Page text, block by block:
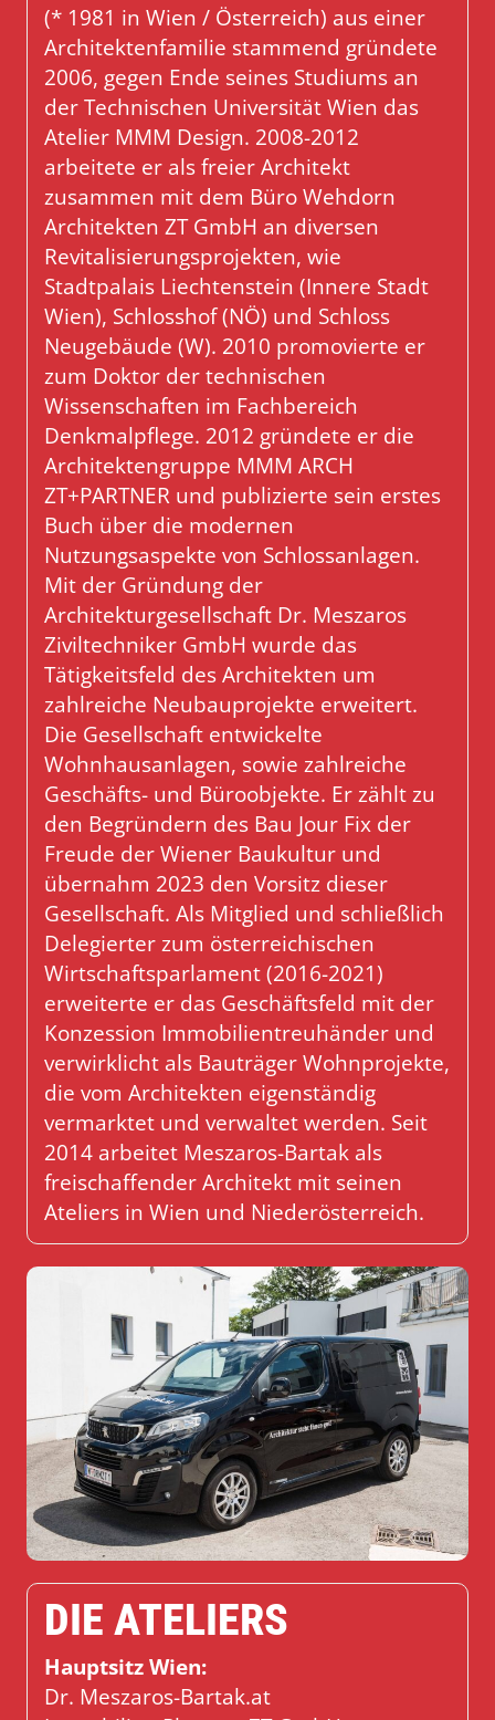
(* 1981 in Wien / Österreich) aus einer
Architektenfamilie stammend gründete
2006, gegen Ende seines Studiums an
der Technischen Universität Wien das
Atelier MMM Design. 2008-2012
arbeitete er als freier Architekt
zusammen mit dem Büro Wehdorn
Architekten ZT GmbH an diversen
Revitalisierungsprojekten, wie
Stadtpalais Liechtenstein (Innere Stadt
Wien), Schlosshof (NÖ) und Schloss
Neugebäude (W). 2010 promovierte er
zum Doktor der technischen
Wissenschaften im Fachbereich
Denkmalpflege. 2012 gründete er die
Architektengruppe MMM ARCH
ZT+PARTNER und publizierte sein erstes
Buch über die modernen
Nutzungsaspekte von Schlossanlagen.
Mit der Gründung der
Architekturgesellschaft Dr. Meszaros
Ziviltechniker GmbH wurde das
Tätigkeitsfeld des Architekten um
zahlreiche Neubauprojekte erweitert.
Die Gesellschaft entwickelte
Wohnhausanlagen, sowie zahlreiche
Geschäfts- und Büroobjekte. Er zählt zu
den Begründern des Bau Jour Fix der
Freude der Wiener Baukultur und
übernahm 2023 den Vorsitz dieser
Gesellschaft. Als Mitglied und schließlich
Delegierter zum österreichischen
Wirtschaftsparlament (2016-2021)
erweiterte er das Geschäftsfeld mit der
Konzession Immobilientreuhänder und
verwirklicht als Bauträger Wohnprojekte,
die vom Architekten eigenständig
vermarktet und verwaltet werden. Seit
2014 arbeitet Meszaros-Bartak als
freischaffender Architekt mit seinen
Ateliers in Wien und Niederösterreich.
DIE ATELIERS
Hauptsitz Wien:
Dr. Meszaros-Bartak.at